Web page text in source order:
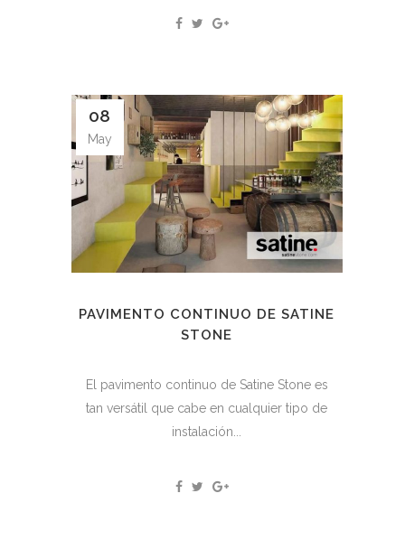
08
May
PAVIMENTO CONTINUO DE SATINE
STONE
El pavimento continuo de Satine Stone es
tan versátil que cabe en cualquier tipo de
instalación...